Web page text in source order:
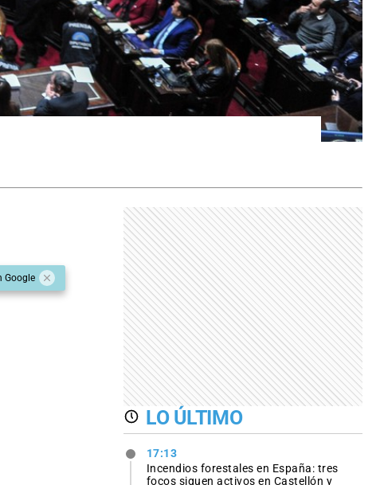
Google
LO ÚLTIMO
17:13
Incendios forestales en España: tres
focos siguen activos en Castellón y